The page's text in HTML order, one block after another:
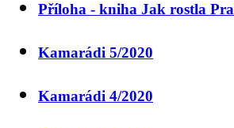
Příloha - kniha Jak rostla
Kamarádi 5/2020
Kamarádi 4/2020